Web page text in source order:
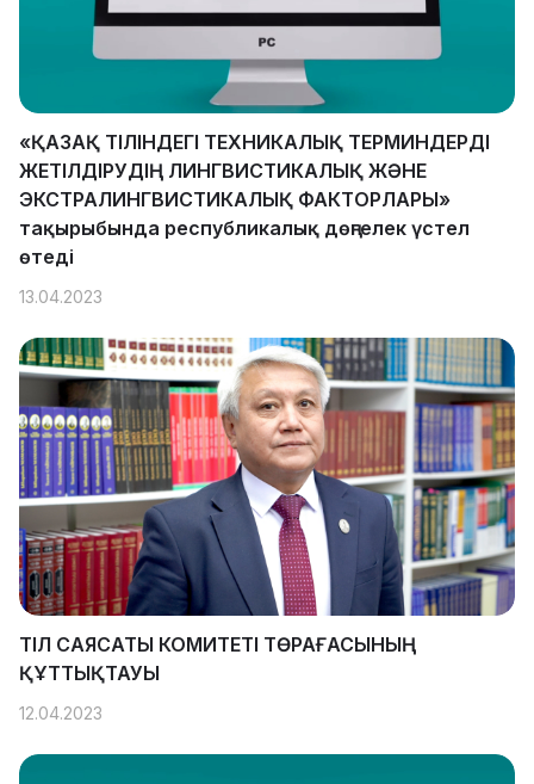
«ҚАЗАҚ ТІЛІНДЕГІ ТЕХНИКАЛЫҚ ТЕРМИНДЕРДІ
ЖЕТІЛДІРУДІҢ ЛИНГВИСТИКАЛЫҚ ЖӘНЕ
ЭКСТРАЛИНГВИСТИКАЛЫҚ ФАКТОРЛАРЫ»
тақырыбында республикалық дөңгелек үстел
өтеді
13.04.2023
ТІЛ САЯСАТЫ КОМИТЕТІ ТӨРАҒАСЫНЫҢ
ҚҰТТЫҚТАУЫ
12.04.2023